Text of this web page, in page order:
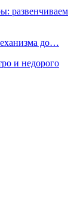
развенчиваем
до…
и недорого